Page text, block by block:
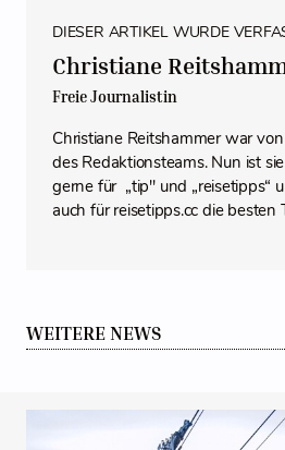
DIESER ARTIKEL WURDE
Christiane
Freie Journalistin
Christiane Reitshammer war
des Redaktionsteams. Nun ist
gerne für „tip" und „reisetipps“
auch für reisetipps.cc die besten
WEITERE NEWS